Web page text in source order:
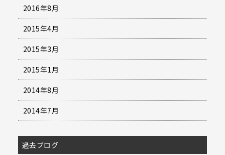
2016年8月
2015年4月
2015年3月
2015年1月
2014年8月
2014年7月
過去ブログ